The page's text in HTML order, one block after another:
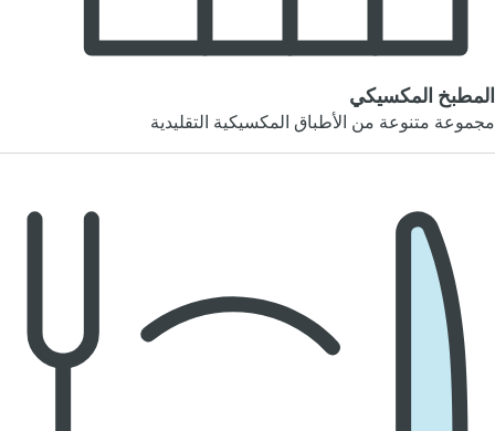
المطبخ المكسيكي
مجموعة متنوعة من الأطباق المكسيكية التقليدية